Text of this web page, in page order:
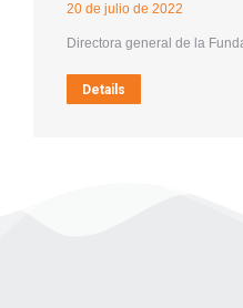
20 de julio de 2022
Directora general de la
Details